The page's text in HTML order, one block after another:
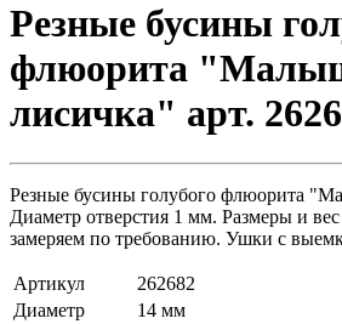
Резные бусины
флюорита
лисичка" арт.
Резные бусины голубого флюорита
Диаметр отверстия 1 мм. Размеры и
замеряем по требованию. Ушки с
Артикул
262682
Диаметр
14 мм